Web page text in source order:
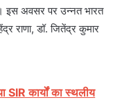
इस अवसर पर उन्नत भारत
राणा, डॉ. जितेंद्र कुमार
SIR कार्यों का स्थलीय